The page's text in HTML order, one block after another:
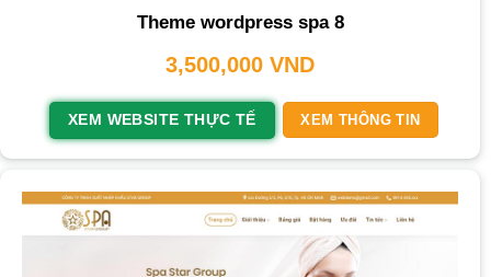
Theme wordpress spa 8
3,500,000 VND
XEM WEBSITE THỰC TẾ XEM THÔNG TIN